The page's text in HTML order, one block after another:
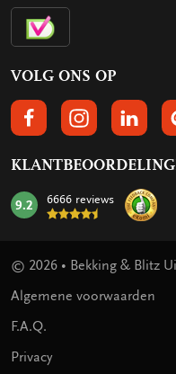
VOLG ONS OP
VOLGS ONS OP
VOLG ONS OP
VOLG
mark:
9.2 6666 reviews
© 2026 • Bekking & Blitz
Algemene voorwaarden
F.A.Q.
Privacy